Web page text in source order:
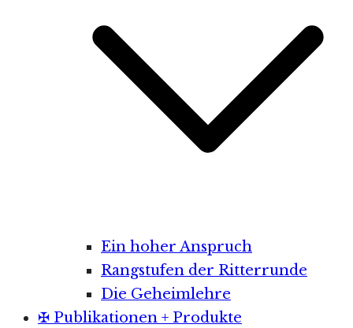
Ein hoher Anspruch
Rangstufen der Ritterrunde
Die Geheimlehre
✠ Publikationen + Produkte